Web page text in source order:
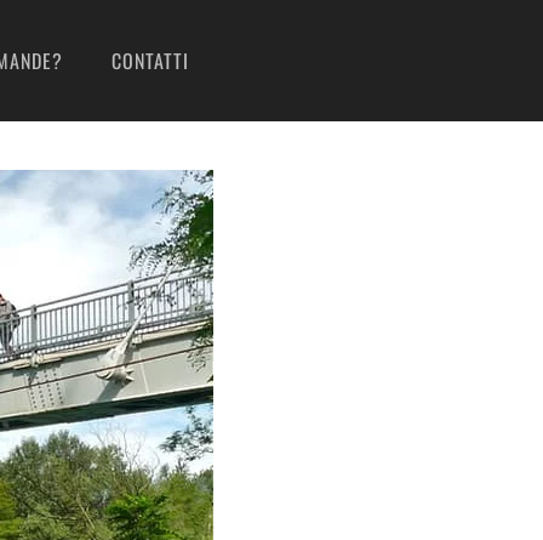
CONTATTI